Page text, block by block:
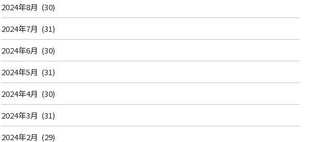
2024年8月 (30)
2024年7月 (31)
2024年6月 (30)
2024年5月 (31)
2024年4月 (30)
2024年3月 (31)
2024年2月 (29)